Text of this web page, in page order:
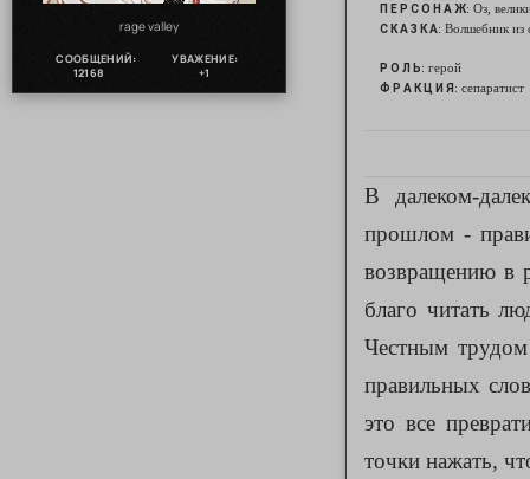
rage valley
СООБЩЕНИЙ:
12168
УВАЖЕНИЕ:
+1
П Е Р С О Н А Ж: Оз,
С К А З К А: Волшебник из
Р О Л Ь: герой
Ф Р А К Ц И Я : сепаратист
В далеком-
прошлом -
возвращению в
благо читать
Честным
правильных
это все
точки нажать,